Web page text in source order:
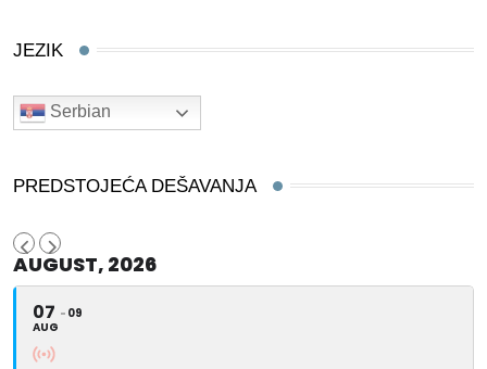
JEZIK
Serbian
PREDSTOJEĆA DEŠAVANJA
AUGUST, 2026
07
AUG
09